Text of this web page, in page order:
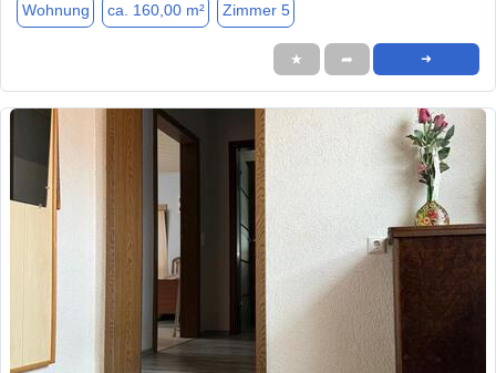
Wohnung ca. 160,00 m² Zimmer 5
★ ➦ ➜